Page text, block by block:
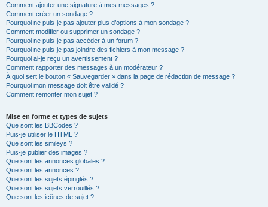
Comment ajouter une signature à mes messages ?
Comment créer un sondage ?
Pourquoi ne puis-je pas ajouter plus d’options à mon sondage ?
Comment modifier ou supprimer un sondage ?
Pourquoi ne puis-je pas accéder à un forum ?
Pourquoi ne puis-je pas joindre des fichiers à mon message ?
Pourquoi ai-je reçu un avertissement ?
Comment rapporter des messages à un modérateur ?
À quoi sert le bouton « Sauvegarder » dans la page de rédaction de message ?
Pourquoi mon message doit être validé ?
Comment remonter mon sujet ?
Mise en forme et types de sujets
Que sont les BBCodes ?
Puis-je utiliser le HTML ?
Que sont les smileys ?
Puis-je publier des images ?
Que sont les annonces globales ?
Que sont les annonces ?
Que sont les sujets épinglés ?
Que sont les sujets verrouillés ?
Que sont les icônes de sujet ?